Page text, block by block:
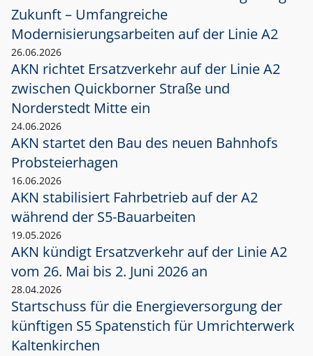
Zukunft – Umfangreiche
Modernisierungsarbeiten auf der Linie A2
26.06.2026
AKN richtet Ersatzverkehr auf der Linie A2
zwischen Quickborner Straße und
Norderstedt Mitte ein
24.06.2026
AKN startet den Bau des neuen Bahnhofs
Probsteierhagen
16.06.2026
AKN stabilisiert Fahrbetrieb auf der A2
während der S5-Bauarbeiten
19.05.2026
AKN kündigt Ersatzverkehr auf der Linie A2
vom 26. Mai bis 2. Juni 2026 an
28.04.2026
Startschuss für die Energieversorgung der
künftigen S5 Spatenstich für Umrichterwerk
Kaltenkirchen